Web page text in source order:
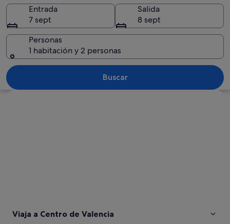
Valencia
Un edificio histórico con ventanas
Entrada
7 sept
Salida
8 sept
Personas
1 habitación y 2 personas
Buscar
Viaja a Centro de Valencia